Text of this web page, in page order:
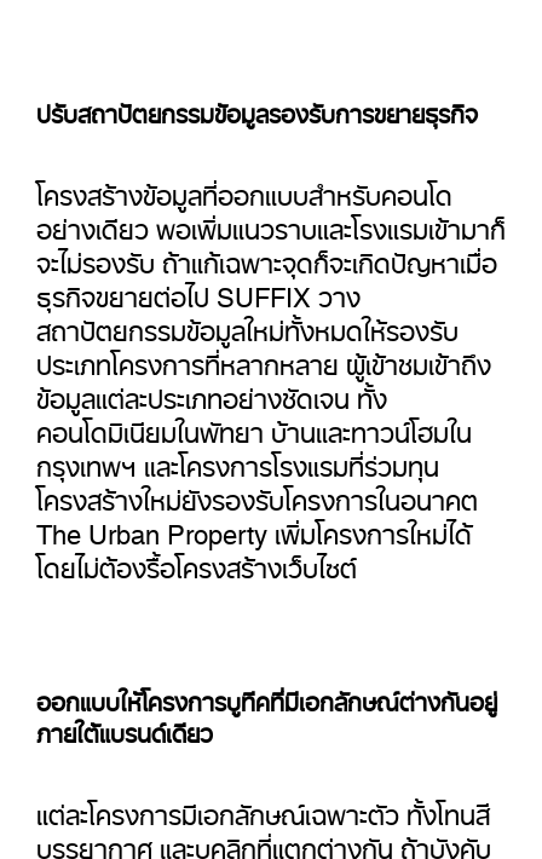
ปรับสถาปัตยกรรมข้อมูลรองรับการขยายธุรกิจ
โครงสร้างข้อมูลที่ออกแบบสำหรับคอนโด
อย่างเดียว พอเพิ่มแนวราบและโรงแรมเข้ามาก็
จะไม่รองรับ ถ้าแก้เฉพาะจุดก็จะเกิดปัญหาเมื่อ
ธุรกิจขยายต่อไป SUFFIX วาง
สถาปัตยกรรมข้อมูลใหม่ทั้งหมดให้รองรับ
ประเภทโครงการที่หลากหลาย ผู้เข้าชมเข้าถึง
ข้อมูลแต่ละประเภทอย่างชัดเจน ทั้ง
คอนโดมิเนียมในพัทยา บ้านและทาวน์โฮมใน
กรุงเทพฯ และโครงการโรงแรมที่ร่วมทุน
โครงสร้างใหม่ยังรองรับโครงการในอนาคต
The Urban Property เพิ่มโครงการใหม่ได้
โดยไม่ต้องรื้อโครงสร้างเว็บไซต์
ออกแบบให้โครงการบูทีคที่มีเอกลักษณ์ต่างกันอยู่
ภายใต้แบรนด์เดียว
แต่ละโครงการมีเอกลักษณ์เฉพาะตัว ทั้งโทนสี
บรรยากาศ และบุคลิกที่แตกต่างกัน ถ้าบังคับ